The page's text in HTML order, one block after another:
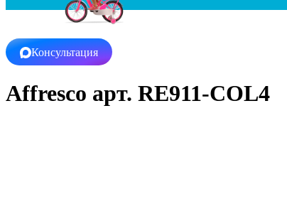
Консультация
Affresco арт. RE911-COL4